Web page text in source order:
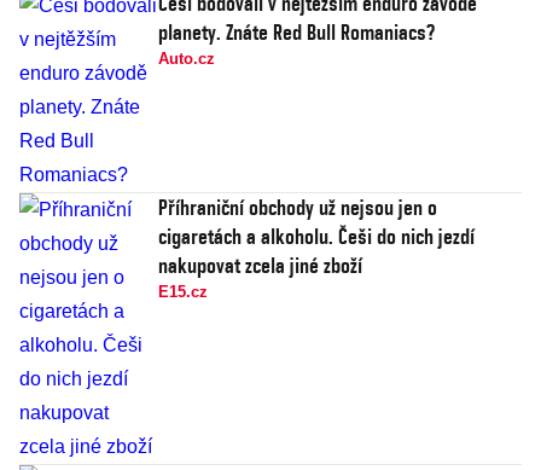
planety. Znáte Red Bull Romaniacs?
Auto.cz
Příhraniční obchody už nejsou jen o
cigaretách a alkoholu. Češi do nich jezdí
nakupovat zcela jiné zboží
E15.cz